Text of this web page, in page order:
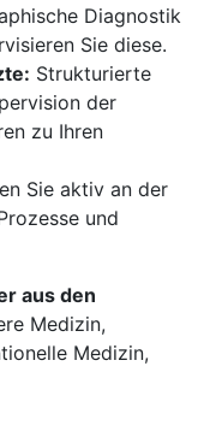
Diagnostik
Sie diese.
Strukturierte
der
zu Ihren
Sie aktiv an der
und
aus den
Medizin,
Medizin,